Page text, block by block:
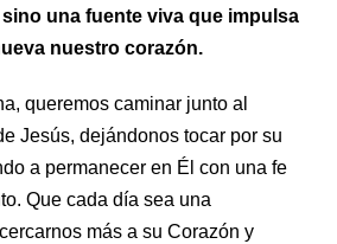
una fuente viva que impulsa
nuestro corazón.
queremos caminar junto al
Jesús, dejándonos tocar por su
a permanecer en Él con una fe
Que cada día sea una
más a su Corazón y